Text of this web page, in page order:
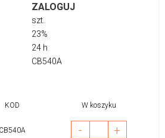
ZALOGUJ
szt.
23%
24 h
CB540A
KOD W koszyku
CB540A - +